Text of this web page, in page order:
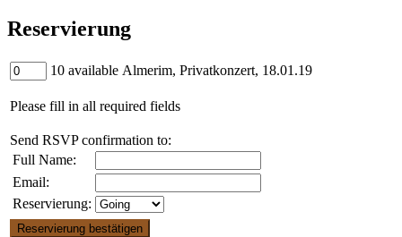
Reservierung
Quantity10 available Almerim, Privatkonzert, 18.01.19
Please fill in all required fields
Send RSVP confirmation to:
Full Name:
Email:
Reservierung:
Reservierung bestätigen